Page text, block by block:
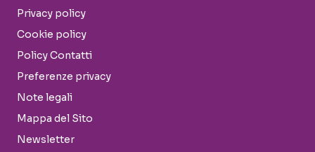
Privacy policy
Cookie policy
Policy Contatti
Preferenze privacy
Note legali
Mappa del Sito
Newsletter